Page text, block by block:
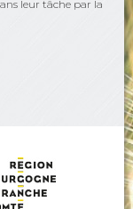
leur tâche par la